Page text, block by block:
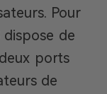
Pour
de
ports
de